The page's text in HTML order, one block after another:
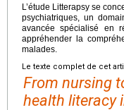
L’étude Litterapsy se
psychiatriques, un
avancée spécialisé en
appréhender la
malades.
Le texte complet de cet
From nursing
health literacy